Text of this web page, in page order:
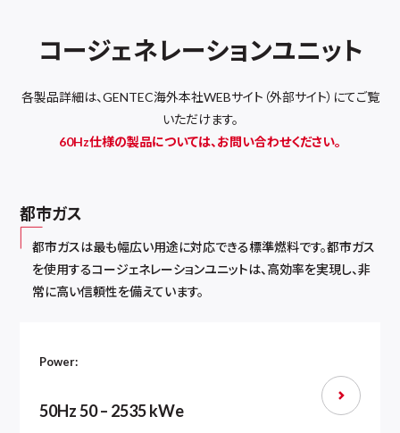
コージェネレーションユニット
各製品詳細は、GENTEC海外本社WEBサイト（外部サイト）にてご覧
いただけます。
60Hz仕様の製品については、お問い合わせください。
都市ガス
都市ガスは最も幅広い用途に対応できる標準燃料です。都市ガス
を使用するコージェネレーションユニットは、高効率を実現し、非
常に高い信頼性を備えています。
Power:
50Hz 50 – 2535 kWe